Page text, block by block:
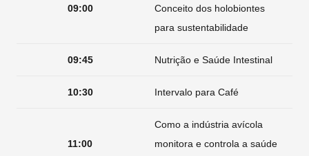
09:00
Conceito dos holobiontes
para sustentabilidade
09:45 Nutrição e Saúde Intestinal
10:30 Intervalo para Café
11:00
Como a indústria avícola
monitora e controla a saúde